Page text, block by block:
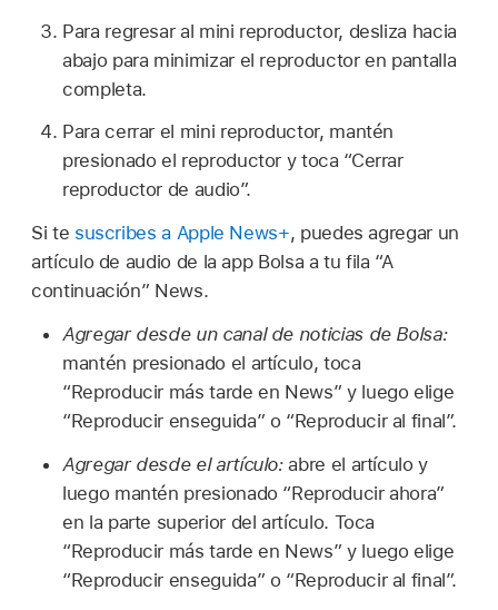
Para regresar al mini reproductor, desliza hacia
abajo para minimizar el reproductor en pantalla
completa.
Para cerrar el mini reproductor, mantén
presionado el reproductor y toca “Cerrar
reproductor de audio”.
Si te suscribes a Apple News+, puedes agregar un
artículo de audio de la app Bolsa a tu fila “A
continuación” News.
Agregar desde un canal de noticias de Bolsa:
mantén presionado el artículo, toca
“Reproducir más tarde en News” y luego elige
“Reproducir enseguida” o “Reproducir al final”.
Agregar desde el artículo:abre el artículo y
luego mantén presionado “Reproducir ahora”
en la parte superior del artículo. Toca
“Reproducir más tarde en News” y luego elige
“Reproducir enseguida” o “Reproducir al final”.